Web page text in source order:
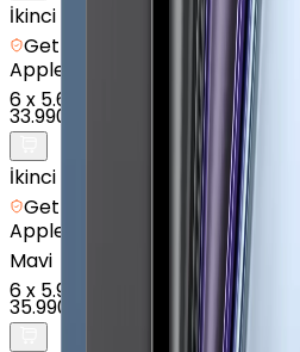
İkinci el
Getmobil Güvencesi
Apple
iPad Air 11" (7. Nesil) -
6x 5.665 TL
33.990 TL
İkinci el
Getmobil Güvencesi
Apple
iPad Air 11" (7. Nesil) -
Mavi
6x 5.998 TL
35.990 TL